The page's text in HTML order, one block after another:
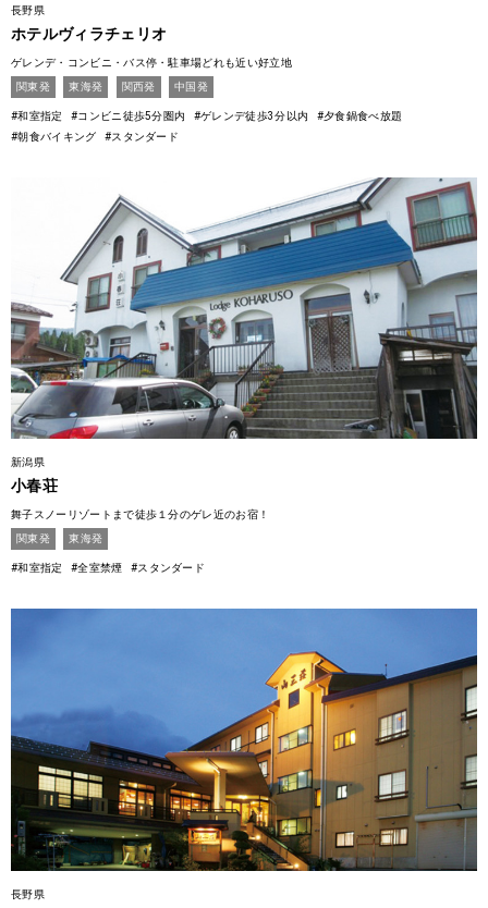
長野県
ホテルヴィラチェリオ
ゲレンデ・コンビニ・バス停・駐車場どれも近い好立地
関東発
東海発 関西発 中国発
#和室指定 #コンビニ徒歩5分圏内 #ゲレンデ徒歩3分以内
#夕食鍋食べ放題
#朝食バイキング
#スタンダード
新潟県
小春荘
舞子スノーリゾートまで徒歩１分のゲレ近のお宿！
関東発
東海発
#和室指定 #全室禁煙 #スタンダード
長野県